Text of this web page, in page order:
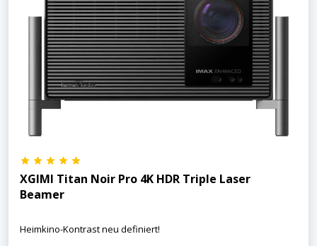
XGIMI Titan Noir Pro 4K HDR Triple Laser
Beamer
Heimkino-Kontrast neu definiert!